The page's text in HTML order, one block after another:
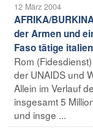
12 März 2004
AFRIKA/
der Armen und
Faso tätige
Rom
der UNAIDS und
Allein im Verlauf
insgesamt 5
und insge ...